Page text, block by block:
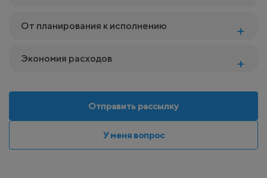
От планирования к исполнению
Экономия расходов
Отправить рассылку
У меня вопрос